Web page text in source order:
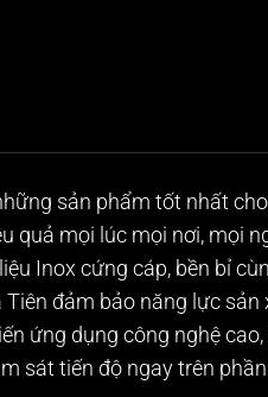
sản phẩm tốt nhất
quả mọi lúc mọi nơi, mọi
Inox cứng cáp, bền bỉ
đảm bảo năng lực
ứng dụng công nghệ
sát tiến độ ngay trên